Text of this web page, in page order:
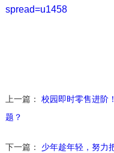
spread=u1458
上一篇： 校园即时零售进阶
题？
下一篇： 少年趁年轻，努力